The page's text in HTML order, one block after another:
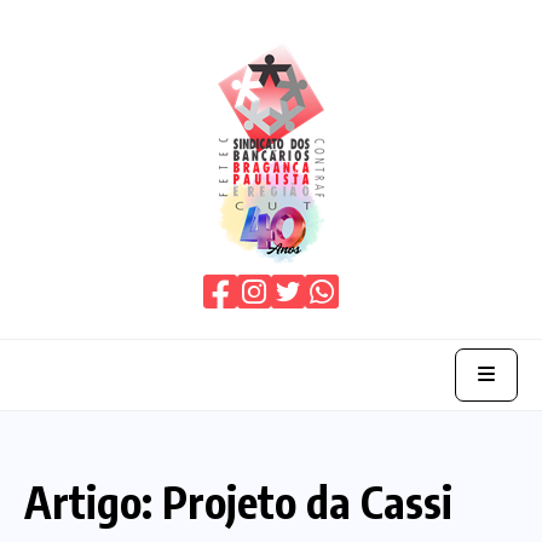
O Sindicato
Artigo: Projeto da Cassi